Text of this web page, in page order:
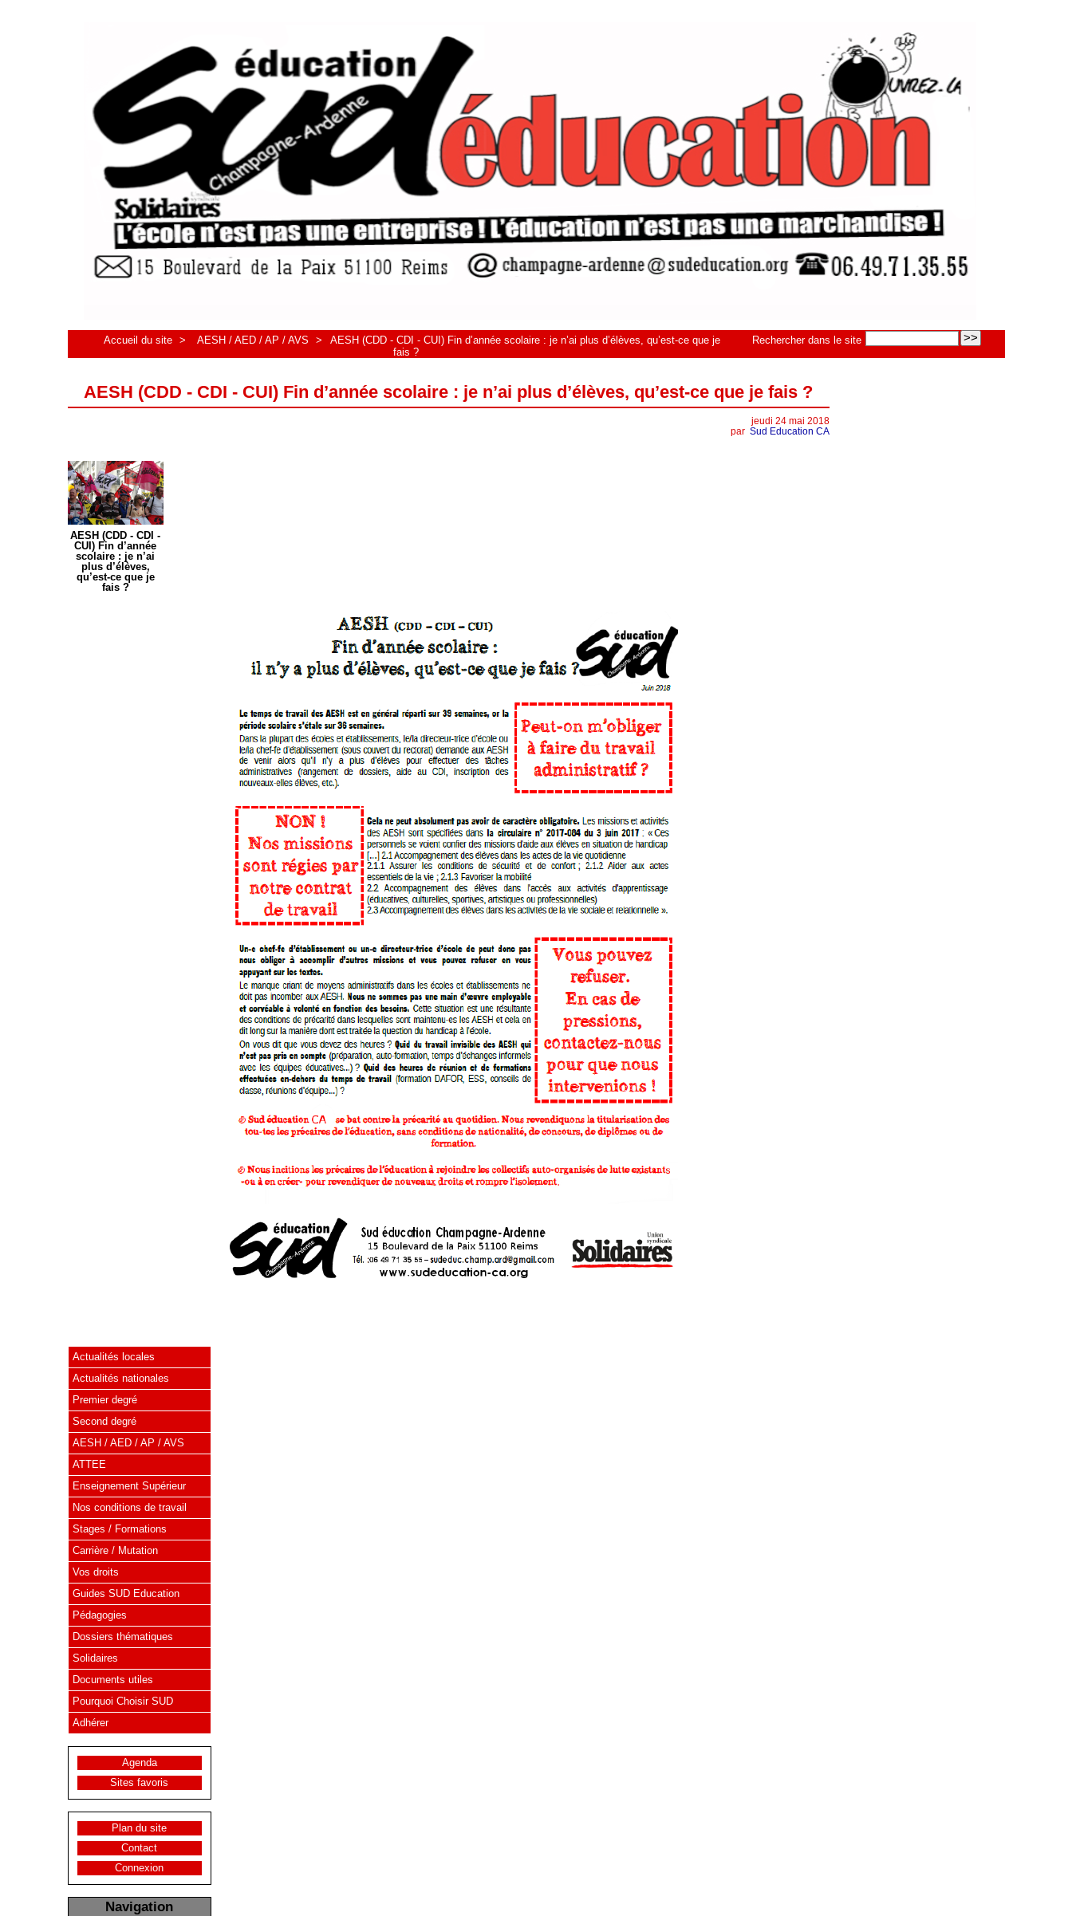
Rechercher dans le site
Accueil du site > AESH / AED / AP / AVS >
AESH (CDD - CDI - CUI) Fin d’année scolaire : je n’ai plus d’élèves, qu’est-ce que je
fais ?
AESH (CDD - CDI - CUI) Fin d’année scolaire : je n’ai plus d’élèves, qu’est-ce que je fais ?
jeudi 24 mai 2018
par Sud Education CA
AESH (CDD - CDI -
CUI) Fin d’année
scolaire : je n’ai
plus d’élèves,
qu’est-ce que je
fais ?
Actualités locales
Actualités nationales
Premier degré
Second degré
AESH / AED / AP / AVS
ATTEE
Enseignement Supérieur
Nos conditions de travail
Stages / Formations
Carrière / Mutation
Vos droits
Guides SUD Education
Pédagogies
Dossiers thématiques
Solidaires
Documents utiles
Pourquoi Choisir SUD
Adhérer
Agenda
Sites favoris
Plan du site
Contact
Connexion
Navigation